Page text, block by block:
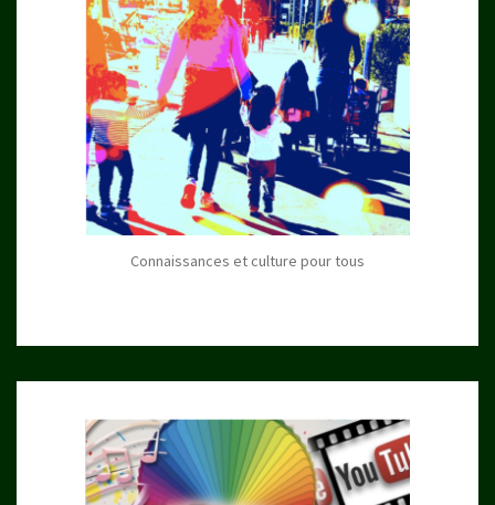
Connaissances et culture pour tous